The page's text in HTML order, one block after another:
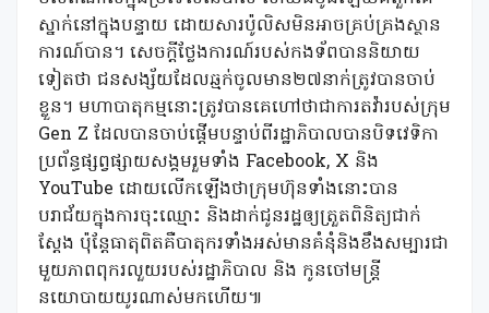
ស្នាក់នៅក្នុងបន្ទាយ ដោយសារប៉ូលិសមិនអាចគ្រប់គ្រងស្ថាន
ការណ៍បាន។ សេចក្តីថ្លែងការណ៍របស់កងទ័ពបាននិយាយ
ទៀតថា ជនសង្ស័យដែលឆ្មក់ចូលមាន២៧នាក់ត្រូវបានចាប់
ខ្លួន។ មហាបាតុកម្មនោះត្រូវបានគេហៅថាជាការតវ៉ារបស់ក្រុម
Gen Z ដែលបានចាប់ផ្តើមបន្ទាប់ពីរដ្ឋាភិបាលបានបិទវេទិកា
ប្រព័ន្ធផ្សព្វផ្សាយសង្គមរួមទាំង Facebook, X និង
YouTube ដោយលើកឡើងថាក្រុមហ៊ុនទាំងនោះបាន
បរាជ័យក្នុងការចុះឈ្មោះ និងដាក់ជូនរដ្ឋឲ្យត្រួតពិនិត្យជាក់
ស្តែង ប៉ុន្តែធាតុពិតគឺបាតុករទាំងអស់មានគំនុំនិងខឹងសម្បារជា
មួយភាពពុករលួយរបស់រដ្ឋាភិបាល និង កូនចៅមន្រ្តី
នយោបាយយូរណាស់មកហើយ៕